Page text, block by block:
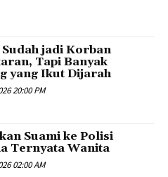
Sudah jadi Korban
Tapi Banyak
yang Ikut Dijarah
20:00 PM
Suami ke Polisi
Ternyata Wanita
02:00 AM